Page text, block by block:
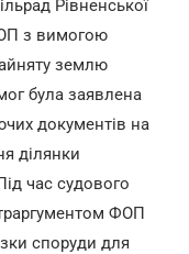
Рівненської
з вимогою
землю
була заявлена
документів на
ділянки
час судового
ФОП
споруди для